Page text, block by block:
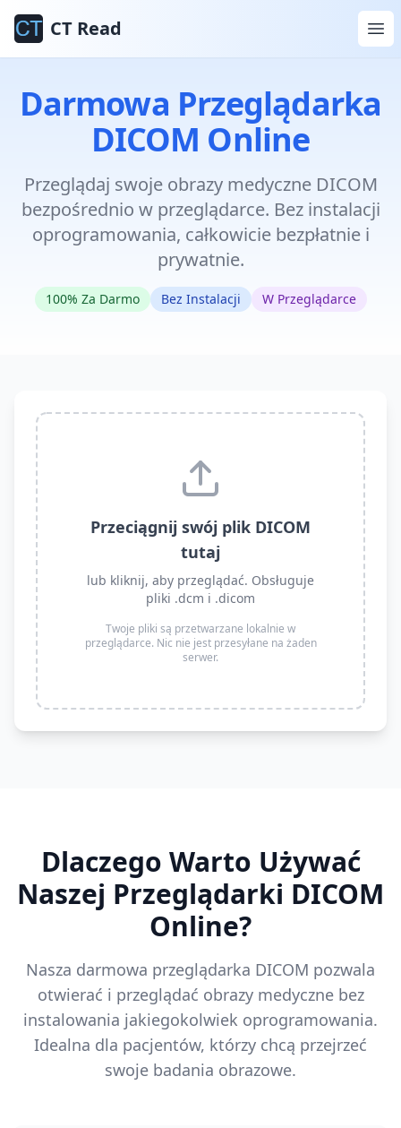
CT Read
Darmowa Przeglądarka
DICOM Online
Przeglądaj swoje obrazy medyczne DICOM
bezpośrednio w przeglądarce. Bez instalacji
oprogramowania, całkowicie bezpłatnie i
prywatnie.
100% Za Darmo Bez Instalacji W Przeglądarce
Przeciągnij swój plik DICOM
tutaj
lub kliknij, aby przeglądać. Obsługuje
pliki .dcm i .dicom
Twoje pliki są przetwarzane lokalnie w
przeglądarce. Nic nie jest przesyłane na żaden
serwer.
Dlaczego Warto Używać
Naszej Przeglądarki DICOM
Online?
Nasza darmowa przeglądarka DICOM pozwala
otwierać i przeglądać obrazy medyczne bez
instalowania jakiegokolwiek oprogramowania.
Idealna dla pacjentów, którzy chcą przejrzeć
swoje badania obrazowe.